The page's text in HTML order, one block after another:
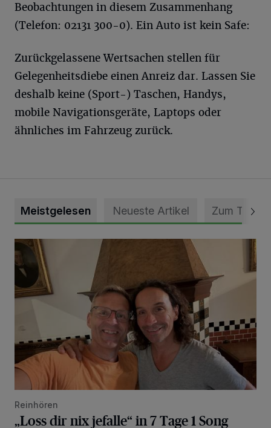
Beobachtungen in diesem Zusammenhang
(Telefon: 02131 300-0). Ein Auto ist kein Safe:
Zurückgelassene Wertsachen stellen für
Gelegenheitsdiebe einen Anreiz dar. Lassen Sie
deshalb keine (Sport-) Taschen, Handys,
mobile Navigationsgeräte, Laptops oder
ähnliches im Fahrzeug zurück.
Meistgelesen Neueste Artikel Zum Thema
„Loss dir nix jefalle“ in 7 Tage 1 Song
Reinhören
„Loss dir nix jefalle“ in 7 Tage 1 Song